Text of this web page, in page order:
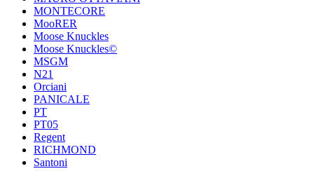
MONTECORE
MooRER
Moose Knuckles
Moose Knuckles©️
MSGM
N21
Orciani
PANICALE
PT
PT05
Regent
RICHMOND
Santoni